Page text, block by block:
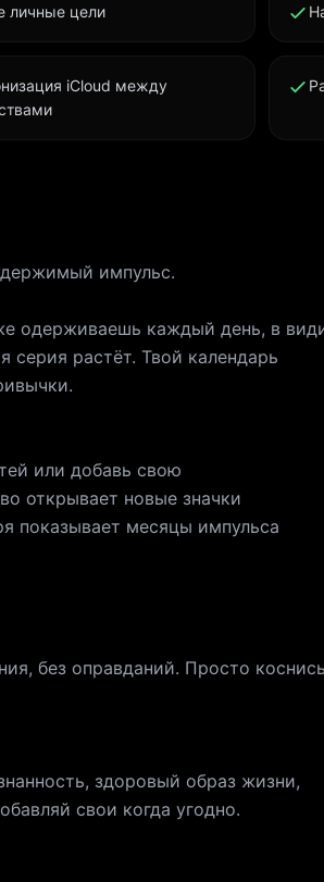
- Приватность by design: твои
надолго: маленькие победы
переменам. Начни
как
бесплатным пробным
в приложении и могут
продлевается
окончания текущего периода.
время в настройках
личные цели
iCloud между
импульс.
одерживаешь каждый день, в
серия растёт. Твой календарь
или добавь свою
открывает новые значки
показывает месяцы импульса
без оправданий. Просто
здоровый образ жизни,
свои когда угодно.